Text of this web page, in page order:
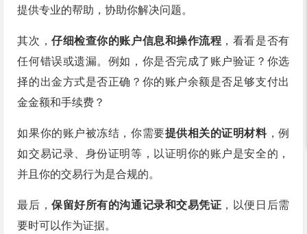
提供专业的帮助，协助你解决问题。
其次，仔细检查你的账户信息和操作流程 ，看看是否有
任何错误或遗漏。例如，你是否完成了账户验证？你选
择的出金方式是否正确？你的账户余额是否足够支付出
金金额和手续费？
如果你的账户被冻结，你需要提供相关的证明材料，例
如交易记录、身份证明等，以证明你的账户是安全的，
并且你的交易行为是合规的。
最后，保留好所有的沟通记录和交易凭证 ，以便日后需
要时可以作为证据。